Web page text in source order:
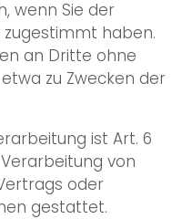
wenn Sie der
haben.
an Dritte ohne
zu Zwecken der
ist Art. 6
Verarbeitung von
oder
gestattet.